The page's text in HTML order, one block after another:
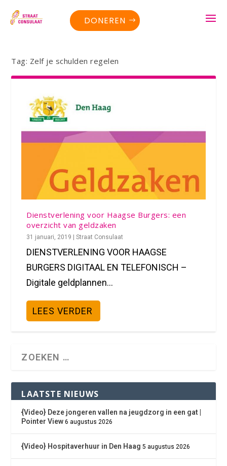
DONEREN
Tag: Zelf je schulden regelen
Dienstverlening voor Haagse Burgers: een
overzicht van geldzaken
31 januari, 2019 |Straat Consulaat
DIENSTVERLENING VOOR HAAGSE
BURGERS DIGITAAL EN TELEFONISCH –
Digitale geldplannen...
LEES VERDER
LAATSTE NIEUWS
{Video} Deze jongeren vallen na jeugdzorg in een gat |
Pointer View 6 augustus 2026
{Video} Hospitaverhuur in Den Haag 5 augustus 2026